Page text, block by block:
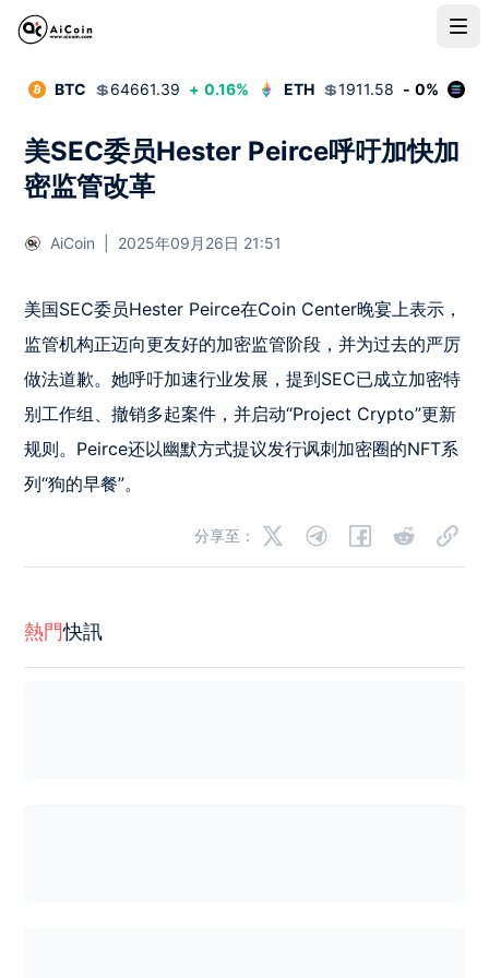
BTC 💲64661.39 + 0.16% ETH 💲1911.58 - 0%
美SEC委员Hester Peirce呼吁加快加
密监管改革
AiCoin 2025年09月26日 21:51
美国SEC委员Hester Peirce在Coin Center晚宴上表示，
监管机构正迈向更友好的加密监管阶段，并为过去的严厉
做法道歉。她呼吁加速行业发展，提到SEC已成立加密特
别工作组、撤销多起案件，并启动“Project Crypto”更新
规则。Peirce还以幽默方式提议发行讽刺加密圈的NFT系
列“狗的早餐”。
分享至：
熱門快訊